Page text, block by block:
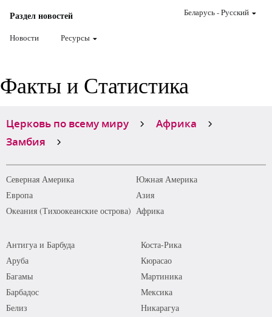
Раздел новостей
Новости Ресурсы
Беларусь-Pусский
Факты и Статистика
Церковь по всему миру
Африка
Замбия
Северная Америка
Южная Америка
Европа
Азия
Океания (Тихоокеанские острова) Африка
Антигуа и Барбуда
Аруба
Багамы
Барбадос
Белиз
Коста-Рика
Кюрасао
Мартиника
Мексика
Никарагуа